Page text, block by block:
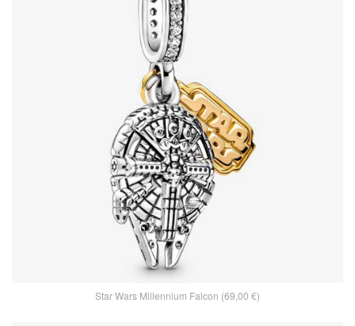
Star Wars Millennium Falcon (69,00 €)